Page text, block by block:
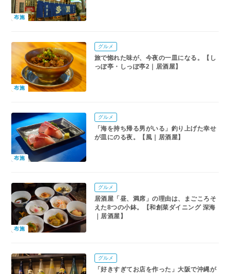
布施
布施
グルメ
旅で惚れた味が、今夜の一皿になる。【し
っぽ亭・しっぽ亭2｜居酒屋】
布施
グルメ
「海を持ち帰る男がいる」釣り上げた幸せ
が皿にのる夜。【風｜居酒屋】
布施
グルメ
居酒屋「昼、満席」の理由は、まごころそ
えた8つの小鉢。【和創菜ダイニング 深海
｜居酒屋】
グルメ
「好きすぎてお店を作った」大阪で沖縄が